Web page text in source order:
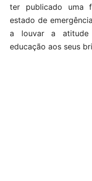
ter publicado uma
estado de
a louvar a atitude
educação aos seus